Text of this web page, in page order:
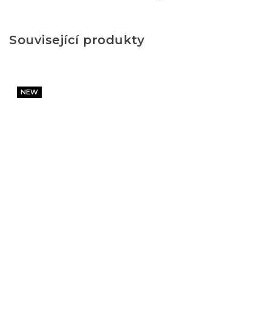
Související produkty
NEW